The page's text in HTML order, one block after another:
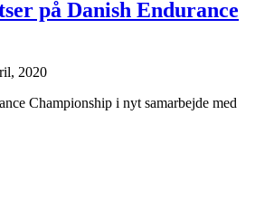
på Danish Endurance
2020
Championship i nyt samarbejde med